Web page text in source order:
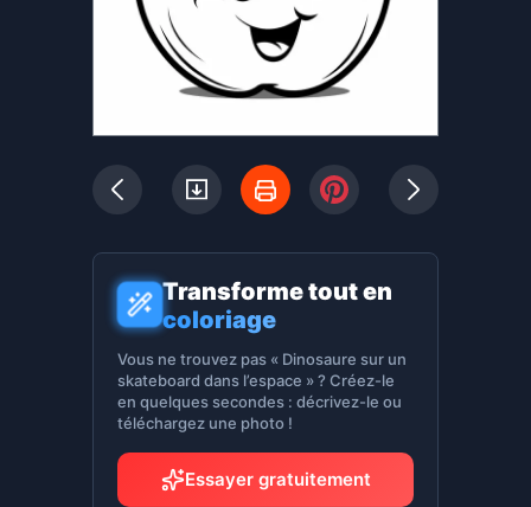
Transforme tout en
coloriage
Vous ne trouvez pas « Dinosaure sur un
skateboard dans l’espace » ? Créez-le
en quelques secondes : décrivez-le ou
téléchargez une photo !
Essayer gratuitement